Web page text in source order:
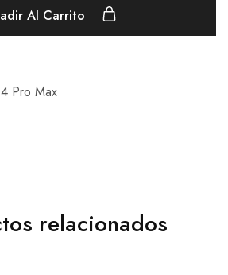
Al Carrito
Pro Max
relacionados